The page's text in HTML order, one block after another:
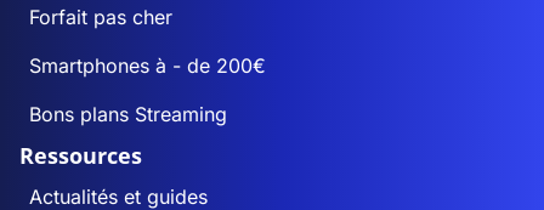
Forfait pas cher
Smartphones à - de 200€
Bons plans Streaming
Ressources
Actualités et guides